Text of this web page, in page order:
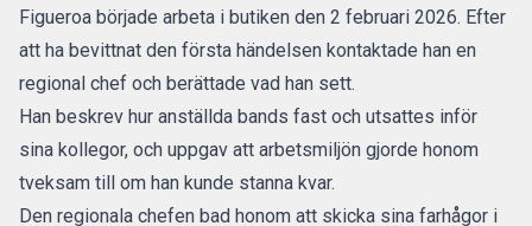
Figueroa började arbeta i butiken den 2 februari 2026. Efter
att ha bevittnat den första händelsen kontaktade han en
regional chef och berättade vad han sett.
Han beskrev hur anställda bands fast och utsattes inför
sina kollegor, och uppgav att arbetsmiljön gjorde honom
tveksam till om han kunde stanna kvar.
Den regionala chefen bad honom att skicka sina farhågor i